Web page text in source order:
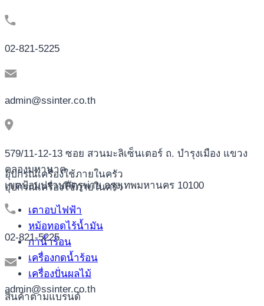
อุปกรณ์เครื่องใช้ภายในครัว
อุปกรณ์เครื่องใช้ภายในครัว
เตาอบไฟฟ้า
หม้อทอดไร้น้ำมัน
กาน้ำร้อน
เครื่องกดน้ำร้อน
เครื่องปั่นผลไม้
สินค้าตามแบรนด์
02-821-5225
admin@ssinter.co.th
579/11-12-13 ซอย สวนมะลิเซ็นเตอร์ ถ. บำรุงเมือง แขวง
คลองมหานาค
เขตป้อมปราบศัตรูพ่าย กรุงเทพมหานคร 10100
02-821-5225
admin@ssinter.co.th